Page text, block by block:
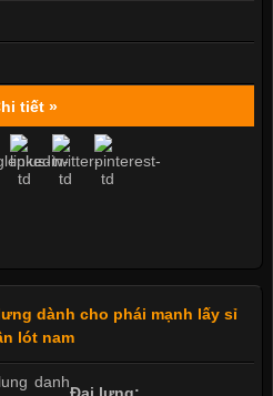
tiết »
dành cho phái mạnh lấy sỉ
lót nam
Đai lưng: